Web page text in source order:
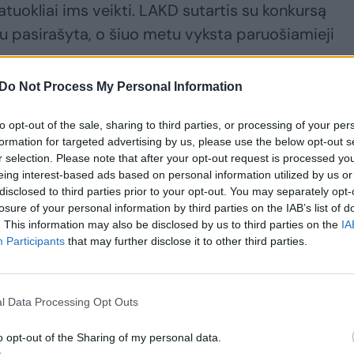
Do Not Process My Personal Information
opt-out of the sale, sharing to third parties, or processing of your
for targeted advertising by us, please use the below opt-out
selection. Please note that after your opt-out request is processed
interest-based ads based on personal information utilized by us
to third parties prior to your opt-out. You may separately
of your personal information by third parties on the IAB’s list of
This information may also be disclosed by us to third parties on the
Participants that may further disclose it to other third parties.
Data Processing Opt Outs
opt-out of the Sharing of my personal data.
ims veikti. LAKD sutartis su konkursą
pasirašyta, o šiuo metu vyksta paruošiamieji
ir aplinkos apsaugos skyriaus vedėjas
o kartu ir vėliausias galimas vidutinio greičio
2018-ųjų pradžia, bet, pasak jo, rangovas
kalbėti, - pašnekovas įvardijo labiausiai tikėtiną
galiojančią sutartį, joje aiškiai numatyti